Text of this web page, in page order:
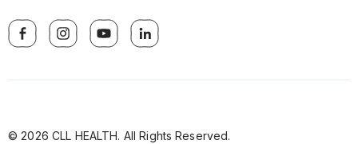
© 2026 CLL HEALTH. All Rights Reserved.